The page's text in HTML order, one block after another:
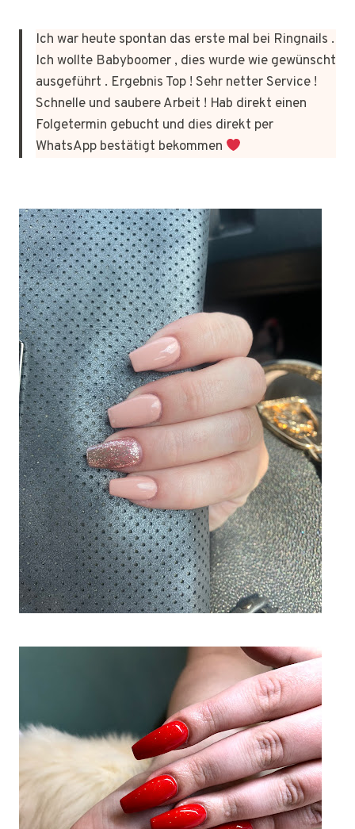
Ich war heute spontan das erste mal bei Ringnails .
Ich wollte Babyboomer , dies wurde wie gewünscht
ausgeführt . Ergebnis Top ! Sehr netter Service !
Schnelle und saubere Arbeit ! Hab direkt einen
Folgetermin gebucht und dies direkt per
WhatsApp bestätigt bekommen